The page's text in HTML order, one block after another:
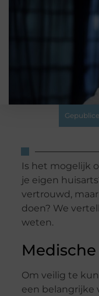
Is het mogelijk
je eigen
vertrouwd,
doen? We
weten.
Om veilig te
een belangrijke